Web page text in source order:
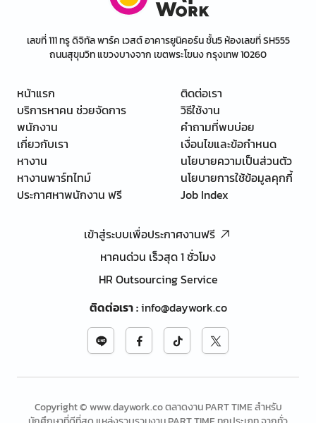
เลขที่ 111 ทรู ดิจิทัล พาร์ค เวสต์ อาคารยูนิคอร์น ชั้น5 ห้องเลขที่ SH555
ถนนสุขุมวิท แขวงบางจาก เขตพระโขนง กรุงเทพ 10260
หน้าแรก
บริการหาคน ช่วยจัดการ
พนักงาน
เกี่ยวกับเรา
หางาน
หางานพาร์ทไทม์
ประกาศหาพนักงาน ฟรี
ติดต่อเรา
วิธีใช้งาน
คำถามที่พบบ่อย
เงื่อนไขและข้อกำหนด
นโยบายความเป็นส่วนตัว
นโยบายการใช้ข้อมูลคุกกี้
Job Index
เข้าสู่ระบบเพื่อประกาศงานฟรี
หาคนด่วน เร็วสุด 1 ชั่วโมง
HR Outsourcing Service
ติดต่อเรา:info@daywork.co
Copyright © www.daywork.co ตลาดงาน PART TIME สำหรับ